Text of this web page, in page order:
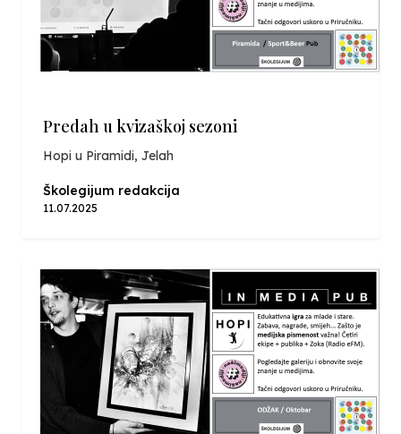
Predah u kvizaškoj sezoni
Hopi u Piramidi, Jelah
Školegijum redakcija
11.07.2025